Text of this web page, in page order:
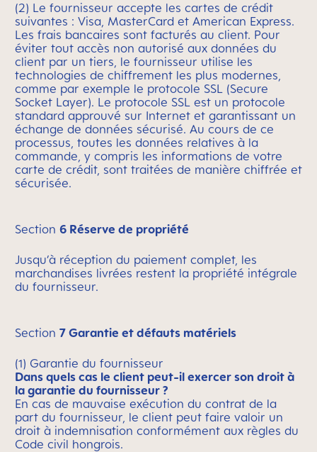
(2) Le fournisseur accepte les cartes de crédit
suivantes : Visa, MasterCard et American Express.
Les frais bancaires sont facturés au client. Pour
éviter tout accès non autorisé aux données du
client par un tiers, le fournisseur utilise les
technologies de chiffrement les plus modernes,
comme par exemple le protocole SSL (Secure
Socket Layer). Le protocole SSL est un protocole
standard approuvé sur Internet et garantissant un
échange de données sécurisé. Au cours de ce
processus, toutes les données relatives à la
commande, y compris les informations de votre
carte de crédit, sont traitées de manière chiffrée et
sécurisée.
Section 6 Réserve de propriété
Jusqu’à réception du paiement complet, les
marchandises livrées restent la propriété intégrale
du fournisseur.
Section 7 Garantie et défauts matériels
(1) Garantie du fournisseur
Dans quels cas le client peut-il exercer son droit à
la garantie du fournisseur ?
En cas de mauvaise exécution du contrat de la
part du fournisseur, le client peut faire valoir un
droit à indemnisation conformément aux règles du
Code civil hongrois.